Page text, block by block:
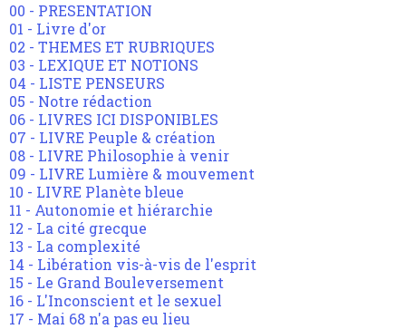
00 - PRESENTATION
01 - Livre d'or
02 - THEMES ET RUBRIQUES
03 - LEXIQUE ET NOTIONS
04 - LISTE PENSEURS
05 - Notre rédaction
06 - LIVRES ICI DISPONIBLES
07 - LIVRE Peuple & création
08 - LIVRE Philosophie à venir
09 - LIVRE Lumière & mouvement
10 - LIVRE Planète bleue
11 - Autonomie et hiérarchie
12 - La cité grecque
13 - La complexité
14 - Libération vis-à-vis de l'esprit
15 - Le Grand Bouleversement
16 - L'Inconscient et le sexuel
17 - Mai 68 n'a pas eu lieu